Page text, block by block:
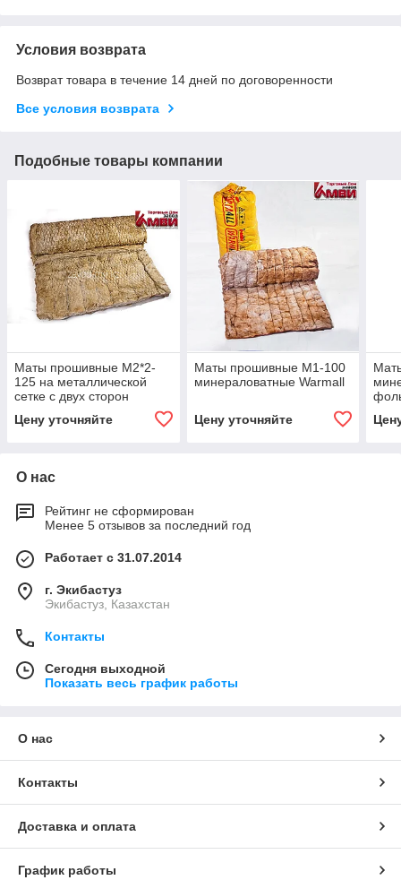
Условия возврата
Возврат товара в течение 14 дней по договоренности
Все условия возврата
Подобные товары компании
Маты прошивные М2*2-
125 на металлической
сетке с двух сторон
Цену уточняйте
Маты прошивные М1-100
минераловатные Warmall
Цену уточняйте
О нас
Рейтинг не сформирован
Менее 5 отзывов за последний год
Работает с 31.07.2014
г. Экибастуз
Экибастуз, Казахстан
Контакты
Сегодня выходной
Показать весь график работы
О нас
Контакты
Доставка и оплата
График работы